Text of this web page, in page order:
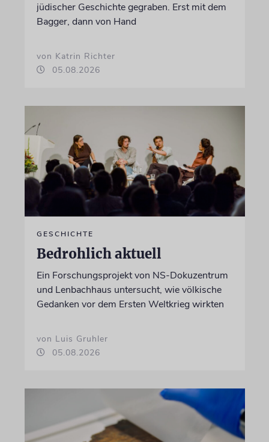
jüdischer Geschichte gegraben. Erst mit dem
Bagger, dann von Hand
von Katrin Richter
05.08.2026
GESCHICHTE
Bedrohlich aktuell
Ein Forschungsprojekt von NS-Dokuzentrum
und Lenbachhaus untersucht, wie völkische
Gedanken vor dem Ersten Weltkrieg wirkten
von Luis Gruhler
05.08.2026